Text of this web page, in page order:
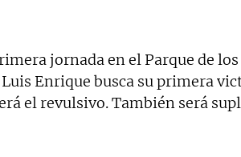
jornada en el Parque de
Enrique busca su primera
el revulsivo. También será